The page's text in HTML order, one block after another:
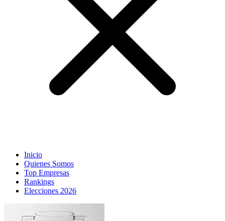
Inicio
Quienes Somos
Top Empresas
Rankings
Elecciones 2026